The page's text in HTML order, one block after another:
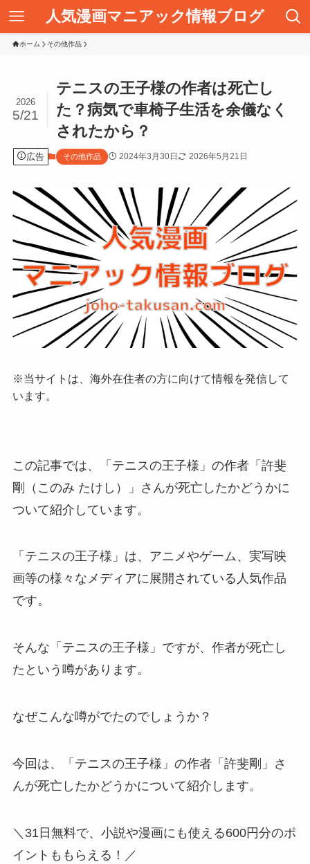
人気漫画マニアック情報ブログ
ホーム その他作品
テニスの王子様の作者は死亡し
た？病気で車椅子生活を余儀なく
されたから？
2026
5/21
広告 その他作品 2024年3月30日 2026年5月21日
※当サイトは、海外在住者の方に向けて情報を発信して
います。
この記事では、「テニスの王子様」の作者「許斐
剛（このみ たけし）」さんが死亡したかどうかに
ついて紹介しています。
「テニスの王子様」は、アニメやゲーム、実写映
画等の様々なメディアに展開されている人気作品
です。
そんな「テニスの王子様」ですが、作者が死亡し
たという噂があります。
なぜこんな噂がでたのでしょうか？
今回は、「テニスの王子様」の作者「許斐剛」さ
んが死亡したかどうかについて紹介します。
＼31日無料で、小説や漫画にも使える600円分のポ
イントももらえる！／